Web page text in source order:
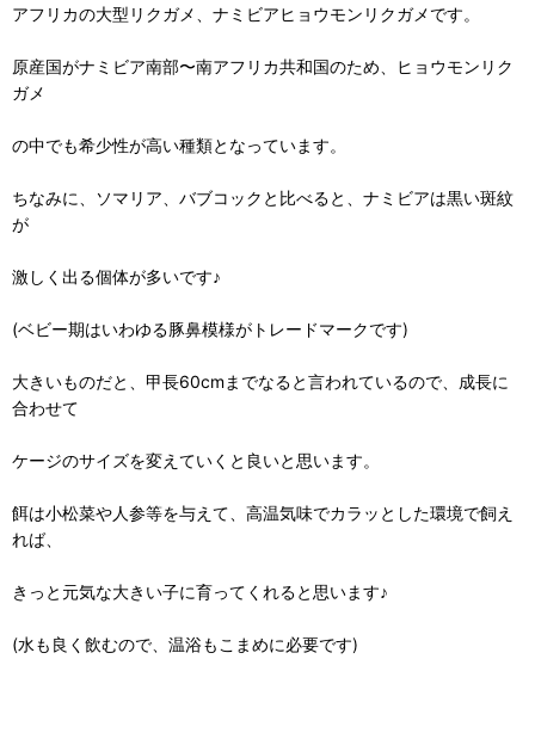
アフリカの大型リクガメ、ナミビアヒョウモンリクガメです。
原産国がナミビア南部〜南アフリカ共和国のため、ヒョウモンリク
ガメ
の中でも希少性が高い種類となっています。
ちなみに、ソマリア、バブコックと比べると、ナミビアは黒い斑紋
が
激しく出る個体が多いです♪
(ベビー期はいわゆる豚鼻模様がトレードマークです)
大きいものだと、甲長60cmまでなると言われているので、成長に
合わせて
ケージのサイズを変えていくと良いと思います。
餌は小松菜や人参等を与えて、高温気味でカラッとした環境で飼え
れば、
きっと元気な大きい子に育ってくれると思います♪
(水も良く飲むので、温浴もこまめに必要です)